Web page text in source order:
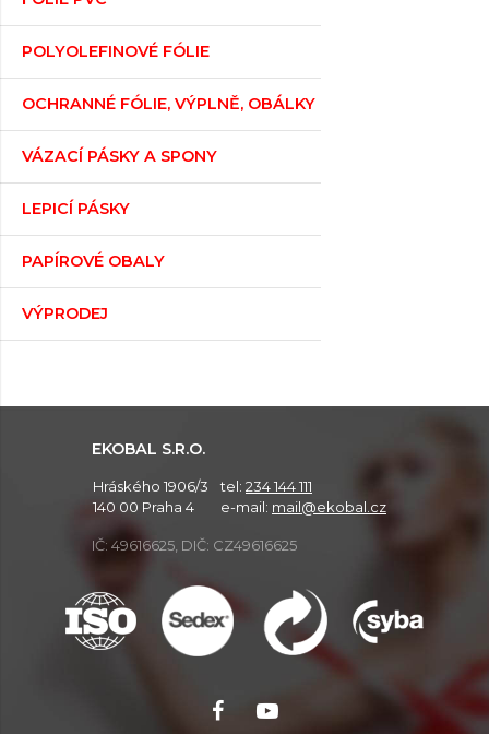
POLYOLEFINOVÉ FÓLIE
OCHRANNÉ FÓLIE, VÝPLNĚ, OBÁLKY
VÁZACÍ PÁSKY A SPONY
LEPICÍ PÁSKY
PAPÍROVÉ OBALY
VÝPRODEJ
EKOBAL S.R.O.
Hráského 1906/3
140 00 Praha 4
tel: 234 144 111
e-mail: mail@ekobal.cz
IČ: 49616625, DIČ: CZ49616625